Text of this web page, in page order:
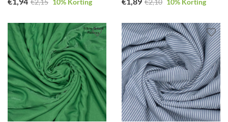
€2,15 10% Korting €2,10 10% Korting